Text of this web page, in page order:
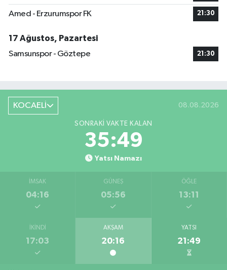
Amed - Erzurumspor FK 21:30
17 Ağustos, Pazartesi
Samsunspor - Göztepe
21:30
KOCAELİ 08.08.2026
SONRAKI VAKTE KALAN
35:48
Yatsı Namazı
İMSAK
04:16
GÜNEŞ
05:56
ÖĞLE
13:11
İKINDI
17:03
AKŞAM
20:16
YATSI
21:49